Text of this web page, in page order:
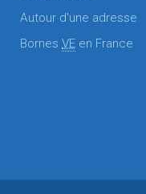
Autour d'une adresse
Bornes VE en France